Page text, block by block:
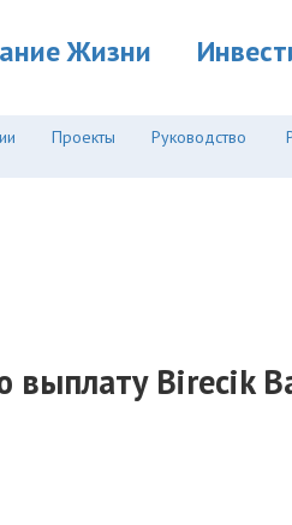
Жизни
Проекты Руководство
выплату Birecik